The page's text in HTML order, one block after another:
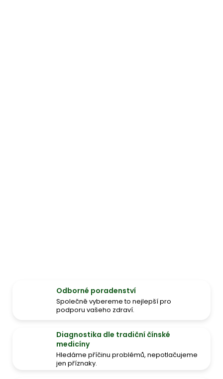
Odborné poradenství
Společně vybereme to nejlepší pro
podporu vašeho zdraví.
Diagnostika dle tradiční čínské
medicíny
Hledáme příčinu problémů, nepotlačujeme
jen příznaky.